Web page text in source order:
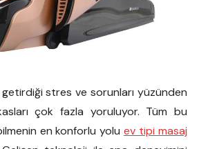
getirdiği stres ve sorunları yüzünden
çok fazla yoruluyor. Tüm bu
en konforlu yoluev tipi masaj